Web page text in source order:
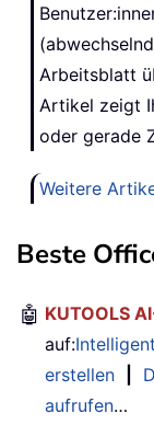
Arbeitsblatt
Artikel zeigt
oder gerade
Weitere
Beste
🤖 KUTOOLS
auf:
erstellen
aufrufen…